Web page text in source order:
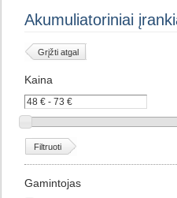
kosmetika
Akumuliatoriniai
Grįžti atgal
Kaina
Filtruoti
Gamintojas